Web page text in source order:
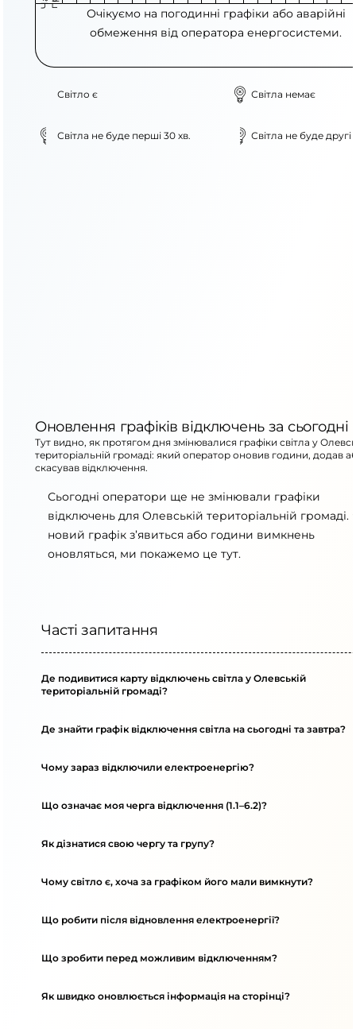
Очікуємо на погодинні графіки або аварійні
обмеження від оператора енергосистеми.
Світло є Світла немає
Світла не буде перші 30 хв. Світла не буде другі
Оновлення графіків відключень за сьогодні
Тут видно, як протягом дня змінювалися графіки світла у
територіальній громаді: який оператор оновив години, додав
скасував відключення.
Сьогодні оператори ще не змінювали графіки
відключень для Олевській територіальній
новий графік з’явиться або години вимкнень
оновляться, ми покажемо це тут.
Часті запитання
Де подивитися карту відключень світла у Олевській
територіальній громаді?
Де знайти графік відключення світла на сьогодні та завтра?
Чому зараз відключили електроенергію?
Що означає моя черга відключення (1.1–6.2)?
Як дізнатися свою чергу та групу?
Чому світло є, хоча за графіком його мали вимкнути?
Що робити після відновлення електроенергії?
Що зробити перед можливим відключенням?
Як швидко оновлюється інформація на сторінці?